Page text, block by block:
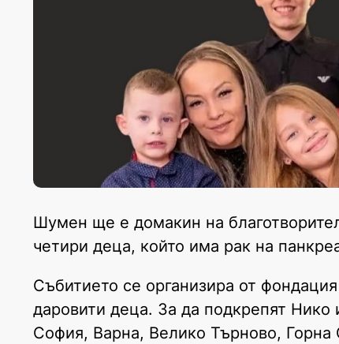
Шумен ще е домакин на
четири деца, който има рак на
Събитието се организира от
даровити деца. За да подкрепят
София, Варна, Велико Търново, Горна